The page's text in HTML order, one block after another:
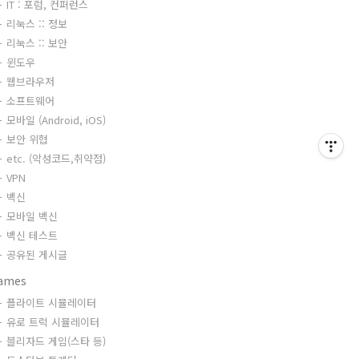
IT : 포럼, 컨퍼런스
리눅스 :: 정보
리눅스 :: 보안
윈도우
웹브라우저
소프트웨어
모바일 (Android, iOS)
보안 위협
etc. (악성코드,취약점)
VPN
백신
모바일 백신
백신 테스트
공유된 게시글
플라이트 시뮬레이터
유로 트럭 시뮬레이터
블리자드 게임(스타 등)